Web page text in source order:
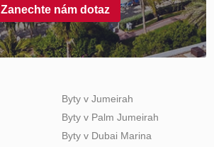
Zanechte nám dotaz
Byty v Jumeirah
Byty v Palm Jumeirah
Byty v Dubai Marina